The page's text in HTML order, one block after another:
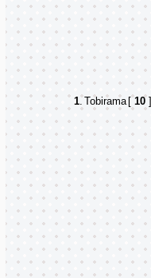
1.Tobirama [10]